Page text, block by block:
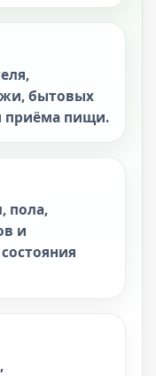
бытовых
приёма пищи.
пола,
и